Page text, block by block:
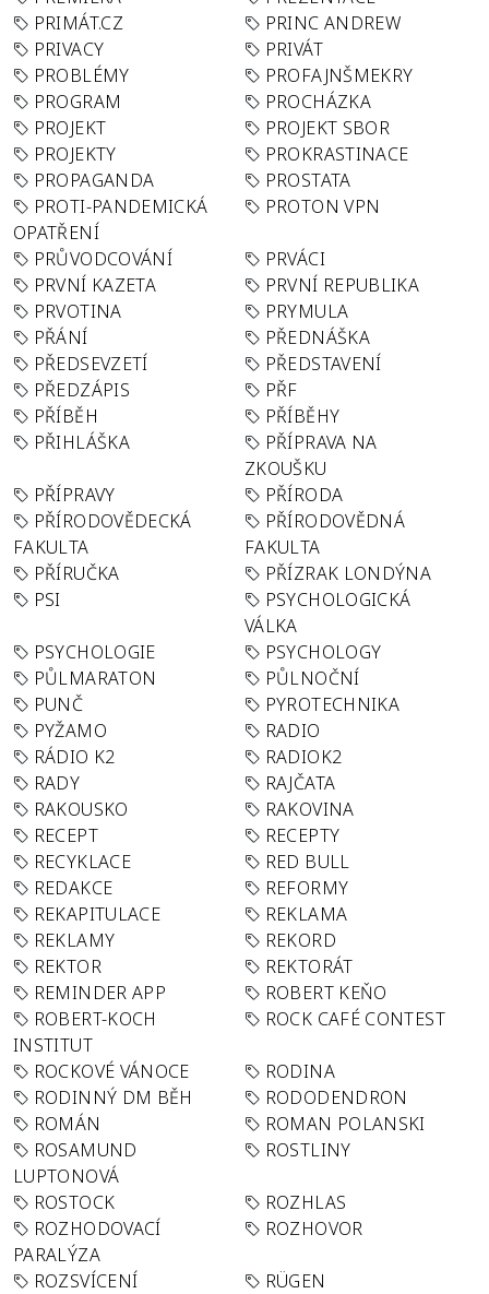
PRIMÁT.CZ
PRINC ANDREW
PRIVACY
PRIVÁT
PROBLÉMY
PROFAJNŠMEKRY
PROGRAM
PROCHÁZKA
PROJEKT
PROJEKT SBOR
PROJEKTY
PROKRASTINACE
PROPAGANDA
PROSTATA
PROTI-PANDEMICKÁ
OPATŘENÍ
PROTON VPN
PRŮVODCOVÁNÍ
PRVÁCI
PRVNÍ KAZETA
PRVNÍ REPUBLIKA
PRVOTINA
PRYMULA
PŘÁNÍ
PŘEDNÁŠKA
PŘEDSEVZETÍ
PŘEDSTAVENÍ
PŘEDZÁPIS
PŘF
PŘÍBĚH
PŘÍBĚHY
PŘIHLÁŠKA
PŘÍPRAVA NA
ZKOUŠKU
PŘÍPRAVY
PŘÍRODA
PŘÍRODOVĚDECKÁ
FAKULTA
PŘÍRODOVĚDNÁ
FAKULTA
PŘÍRUČKA
PŘÍZRAK LONDÝNA
PSI
PSYCHOLOGICKÁ
VÁLKA
PSYCHOLOGIE
PSYCHOLOGY
PŮLMARATON
PŮLNOČNÍ
PUNČ
PYROTECHNIKA
PYŽAMO
RADIO
RÁDIO K2
RADIOK2
RADY
RAJČATA
RAKOUSKO
RAKOVINA
RECEPT
RECEPTY
RECYKLACE
RED BULL
REDAKCE
REFORMY
REKAPITULACE
REKLAMA
REKLAMY
REKORD
REKTOR
REKTORÁT
REMINDER APP
ROBERT KEŇO
ROBERT-KOCH
INSTITUT
ROCK CAFÉ CONTEST
ROCKOVÉ VÁNOCE
RODINA
RODINNÝ DM BĚH
RODODENDRON
ROMÁN
ROMAN POLANSKI
ROSAMUND
LUPTONOVÁ
ROSTLINY
ROSTOCK
ROZHLAS
ROZHODOVACÍ
PARALÝZA
ROZHOVOR
ROZSVÍCENÍ
RÜGEN